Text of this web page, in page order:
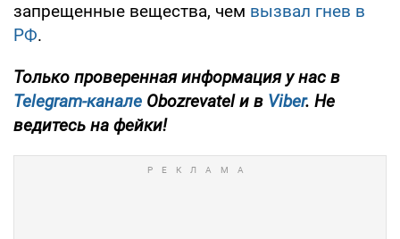
запрещенные вещества, чем вызвал гнев в
РФ.
Только проверенная информация у нас в
Telegram-канале Obozrevatel и в Viber. Не
ведитесь на фейки!